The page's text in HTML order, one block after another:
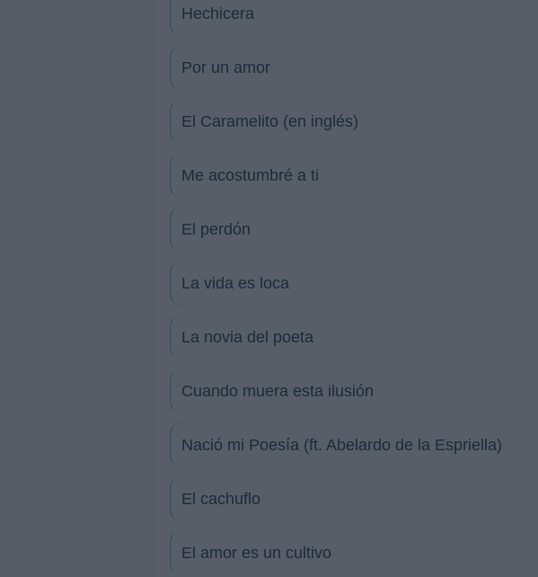
Hechicera
Por un amor
El Caramelito (en inglés)
Me acostumbré a ti
El perdón
La vida es loca
La novia del poeta
Cuando muera esta ilusión
Nació mi Poesía (ft. Abelardo de la Espriella)
El cachuflo
El amor es un cultivo